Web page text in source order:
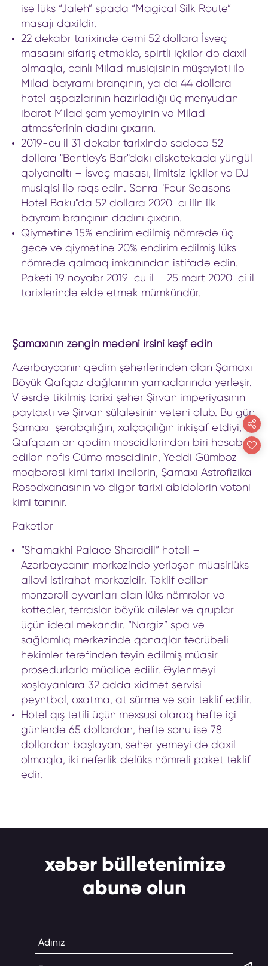
isə lüks “Jaleh” spada “Magical Silk Route”
masajı daxildir.
22 dekabr tarixində cəmi 52 dollara İsveç
masasını sifariş etməklə, spirtli içkilər də daxil
olmaqla, canlı Milad musiqisinin müşayiəti ilə
Milad bayramı brançının, ya da 44 dollara
hotel aşpazlarının hazırladığı üç menyudan
ibarət Milad şam yeməyinin və Milad
atmosferinin dadını çıxarın.
2019-cu il 31 dekabr tarixində sadəcə 52
dollara "Bentley's Bar"dakı diskotekada yüngül
qəlyanaltı – İsveç masası, limitsiz içkilər və DJ
musiqisi ilə rəqs edin. Sonra "Four Seasons
Hotel Baku"da 52 dollara 2020-cı ilin ilk
bayram brançının dadını çıxarın.
Qiymətinə 15% endirim edilmiş nömrədə üç
gecə və qiymətinə 20% endirim edilmiş lüks
nömrədə qalmaq imkanından istifadə edin.
Paketi 19 noyabr 2019-cu il – 25 mart 2020-ci il
tarixlərində əldə etmək mümkündür.
Şamaxının zəngin mədəni irsini kəşf edin
Azərbaycanın qədim şəhərlərindən olan Şamaxı
Böyük Qafqaz dağlarının yamaclarında yerləşir.
V əsrdə tikilmiş tarixi şəhər Şirvan imperiyasının
paytaxtı və Şirvan sülaləsinin vətəni olub. Bu gün
Şamaxı şərabçılığın, xalçaçılığın inkişaf etdiyi,
Qafqazın ən qədim məscidlərindən biri hesab
edilən nəfis Cümə məscidinin, Yeddi Gümbəz
məqbərəsi kimi tarixi incilərin, Şamaxı Astrofizika
Rəsədxanasının və digər tarixi abidələrin vətəni
kimi tanınır.
Paketlər
“Shamakhi Palace Sharadil” hoteli –
Azərbaycanın mərkəzində yerləşən müasirlüks
ailəvi istirahət mərkəzidir. Təklif edilən
mənzərəli eyvanları olan lüks nömrələr və
kotteclər, terraslar böyük ailələr və qruplar
üçün ideal məkandır. “Nargiz” spa və
sağlamlıq mərkəzində qonaqlar təcrübəli
həkimlər tərəfindən təyin edilmiş müasir
prosedurlarla müalicə edilir. Əylənməyi
xoşlayanlara 32 adda xidmət servisi –
peyntbol, ​​oxatma, at sürmə və sair təklif edilir.
Hotel qış tətili üçün məxsusi olaraq həftə içi
günlərdə 65 dollardan, həftə sonu isə 78
dollardan başlayan, səhər yeməyi də daxil
olmaqla, iki nəfərlik delüks nömrəli paket təklif
edir.
xəbər bülletenimizə
abunə olun